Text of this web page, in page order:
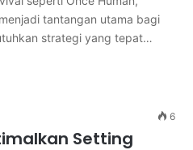
tantangan utama bagi
strategi yang tepat…
6
Setting